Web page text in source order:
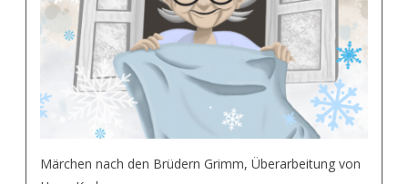
Märchen nach den Brüdern Grimm, Überarbeitung von